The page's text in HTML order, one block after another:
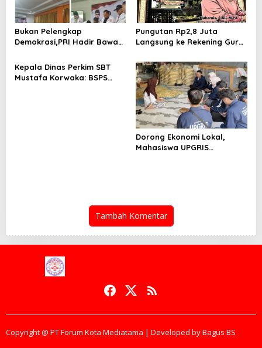
Bukan Pelengkap
Demokrasi,PRI Hadir Bawa
Kesehatan Rakyat, Kami
Hadir Selesaikan Masalah
Pungutan Rp2,8 Juta
Langsung ke Rekening Guru,
Disorot: Kepsek Enggan
Konfirmasi, Kasus Siap
Dilanjut ke Jalur Hukum
Kepala Dinas Perkim SBT
Mustafa Korwaka: BSPS
Dorong Ekonomi Lokal,
Mahasiswa UPGRIS
Tambah Komentar
Copyright @ PT Forum Kota Mediatama | Developed by Bagus BS